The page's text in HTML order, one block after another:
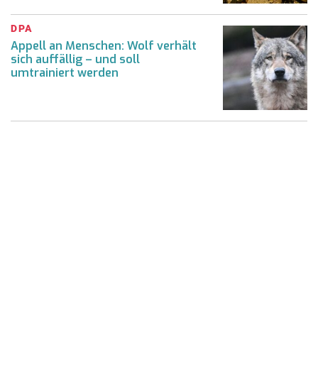
DPA
Appell an Menschen: Wolf verhält
sich auffällig – und soll
umtrainiert werden